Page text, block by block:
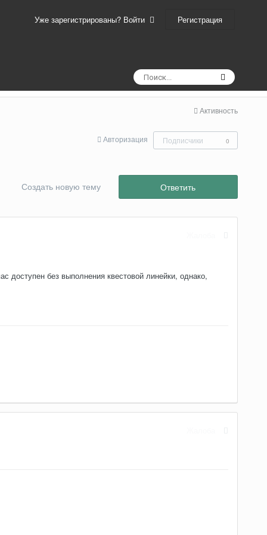
Уже зарегистрированы? Войти Регистрация
Активность
Авторизация Подписчики 0
Ответить
Создать новую тему
доступен без выполнения квестовой линейки, однако,